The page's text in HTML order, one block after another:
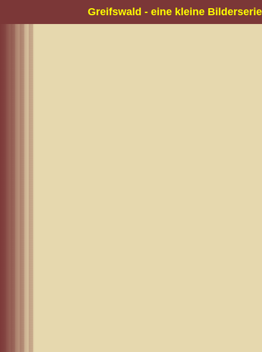
Greifswald - eine kleine Bilderserie